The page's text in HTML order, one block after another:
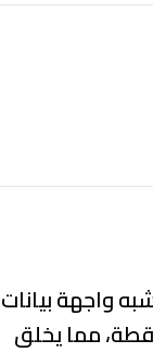
واجهة بيانات
مما يخلق